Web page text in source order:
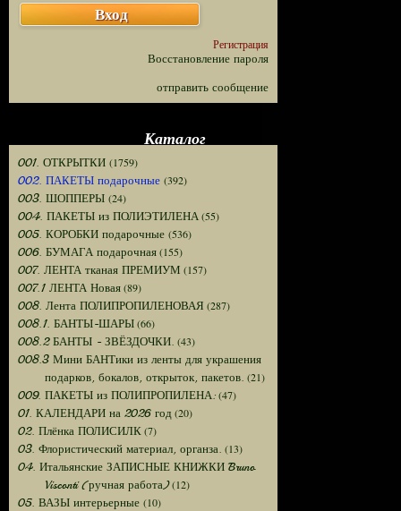
Вход
Регистрация
Восстановление пароля
отправить сообщение
Каталог
001. ОТКРЫТКИ (1759)
002. ПАКЕТЫ подарочные (392)
003. ШОППЕРЫ (24)
004. ПАКЕТЫ из ПОЛИЭТИЛЕНА(55)
005. КОРОБКИ подарочные (536)
006. БУМАГА подарочная(155)
007. ЛЕНТА тканая ПРЕМИУМ (157)
007.1 ЛЕНТА Новая(89)
008. Лента ПОЛИПРОПИЛЕНОВАЯ (287)
008.1. БАНТЫ-ШАРЫ(66)
008.2 БАНТЫ - ЗВЁЗДОЧКИ. (43)
008.3 Мини БАНТики из ленты для украшения
подарков, бокалов, открыток, пакетов. (21)
009. ПАКЕТЫ из ПОЛИПРОПИЛЕНА:(47)
01. КАЛЕНДАРИ на 2026 год (20)
02. Плёнка ПОЛИСИЛК(7)
03. Флористический материал, органза. (13)
04. Итальянские ЗАПИСНЫЕ КНИЖКИ Bruno
Visconti (ручная работа)(12)
05. ВАЗЫ интерьерные (10)